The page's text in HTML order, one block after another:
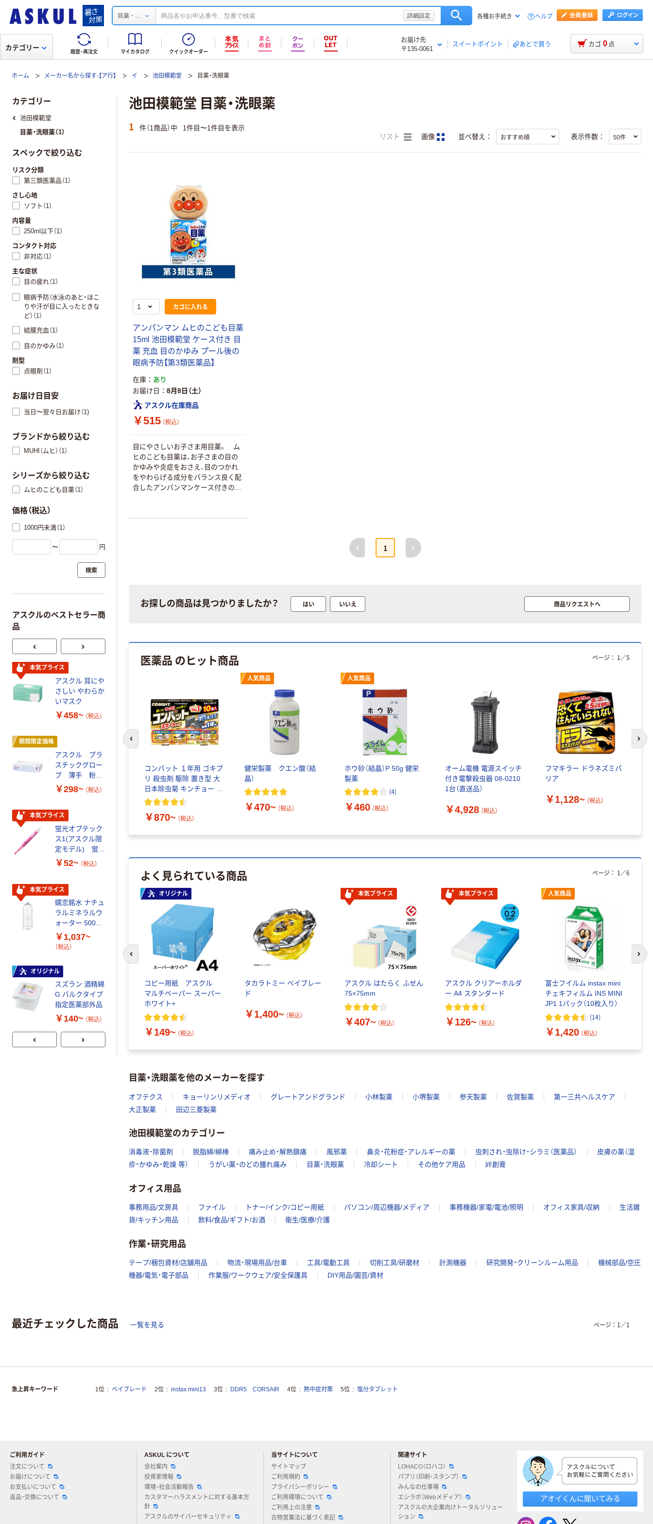
目薬・ ... 詳細設定 各種お手続き ヘルプ
履歴・再注文 マイカタログ クイックオーダー
お届け先
〒135-0061
スイートポイント あとで買う
カテゴリー カゴ 0 点
ホーム メーカー名から探す-【ア行】 イ 池田模範堂 目薬・洗眼薬
池田模範堂 目薬・洗眼薬
1 件（1商品）中 1件目〜1件目を表示
リスト 画像 並べ替え： 表示件数：
カゴに入れる
アンパンマン ムヒのこども目薬
15ml 池田模範堂 ケース付き 目
薬 充血 目のかゆみ プール後の
眼病予防【第3類医薬品】
在庫
あり
お届け日
8月8日（土）
アスクル在庫商品
￥515 （税込）
目にやさしいお子さま用目薬。 ム
ヒのこども目薬は、お子さまの目の
かゆみや炎症をおさえ、目のつかれ
をやわらげる成分をバランス良く配
合したアンパンマンケース付きの目
前へ
1
次へ
お探しの商品は見つかりましたか？ はい いいえ 商品リクエストへ
医薬品 のヒット商品
子濃
イソジンクリアうがい薬
Ａ400ｍｌ シオノギ ア
イノヴァ
￥1,380
コンバット １年用 ゴキブ
リ 殺虫剤 駆除 置き型 大
日本除虫菊 キンチョー キ
ンチョウ
￥870~ （税込）
人気商品
健栄製薬 クエン酸（結
晶）
￥470~ （税込）
人気商品
ホウ砂（結晶）P 50g 健栄
製薬
(4)
￥460 （税込）
オーム電機 電源スイッチ
付き電撃殺虫器 08-0210
1台（直送品）
￥4,928 （税込）
フマキラー ドラネズミバ
リア
￥1,128~ （税込）
ページ： 1 ／5
前のスライドへ 次
よく見られている商品
オリジナル
コピー用紙 アスクル
マルチペーパー スーパー
ホワイト+
￥149~ （税込）
タカラトミー ベイブレー
ド
￥1,400~ （税込）
本気プライス
アスクル はたらく ふせん
75×75mm
￥407~ （税込）
本気プライス
アスクル クリアーホルダ
ー A4 スタンダード
￥126~ （税込）
人気商品
富士フイルム instax mini
チェキフィルム INS MINI
JP1 1パック（10枚入り）
(14)
￥1,420 （税込）
ページ： 1 ／6
前のスライドへ 次
目薬・洗眼薬を他のメーカーを探す
オフテクス キョーリンリメディオ グレートアンドグランド 小林製薬 小堺製薬 参天製薬 佐賀製薬
第一三共ヘルスケア
大正製薬
田辺三菱製薬
池田模範堂のカテゴリー
消毒液・除菌剤 脱脂綿/綿棒 痛み止め・解熱鎮痛 風邪薬 鼻炎・花粉症・アレルギーの薬 虫刺され・虫除け・シラミ（医薬品）
皮膚の薬（湿
疹・かゆみ・乾燥 等）
うがい薬・のどの腫れ痛み 目薬・洗眼薬 冷却シート その他ケア用品 絆創膏
オフィス用品
事務用品/文房具 ファイル トナー/インク/コピー用紙 パソコン/周辺機器/メディア 事務機器/家電/電池/照明 オフィス家具/収納
生活雑
貨/キッチン用品
飲料/食品/ギフト/お酒 衛生/医療/介護
作業・研究用品
テープ/梱包資材/店舗用品 物流・現場用品/台車 工具/電動工具 切削工具/研磨材 計測機器 研究開発・クリーンルーム用品
機械部品/空圧
機器/電気・電子部品
作業服/ワークウェア/安全保護具 DIY用品/園芸/資材
カテゴリー
池田模範堂
目薬・洗眼薬（1）
スペックで絞り込む
リスク分類
第三類医薬品（1）
さし心地
ソフト（1）
内容量
250ml以下（1）
コンタクト対応
非対応（1）
主な症状
目の疲れ（1）
眼病予防（水泳のあと・ほこ
りや汗が目に入ったときな
ど）（1）
結膜充血（1）
目のかゆみ（1）
剤型
点眼剤（1）
お届け日目安
当日〜翌々日お届け（1)
ブランドから絞り込む
MUHI（ムヒ）（1）
シリーズから絞り込む
ムヒのこども目薬（1）
価格（税込）
1000円未満（1）
〜 円
検索
アスクルのベストセラー商
品
本気プライス
アスクル 耳にや
さしい やわらか
いマスク
￥458~ （税込）
期間限定価格
アスクル プラ
スチックグロー
ブ 薄手 粉な
し（パウダーフ
￥298~ （税込）
本気プライス
蛍光オプテック
ス1(アスクル限
定モデル) 蛍光
ペン ゼブラ
￥52~ （税込）
本気プライス
嬬恋銘水 ナチュ
ラルミネラルウ
ォーター 500ml
キャップシール
付き／2Lラベル
￥1,037~
（税込）
オリジナル
スズラン 酒精綿
G バルクタイプ
指定医薬部外品
￥140~ （税込）
人気商品
ーター ペットボ
トル
￥686~ （税込）
本気プライス
ト ホワイト紙コ
ップ
￥374~ （税込）
オリジナル
ファーストレイ
ローブ ホワイ
ト 粉なし（パ
ウダーフリー）
本気プライス
ペーパータオル
小判・シングル
再生紙 200枚
FSC認証紙 アス
クルオリジナル
（税込）
本気プライス
パー ボックス
モカ 200組 5個
アスクル オリジ
ナルティッシュ
PEFC認証
￥428~
【アスクル限定】
ファーストレイ
ト ニトリルグ
ローブ ブル
ー 粉なし（パ
ウダーフリー）
￥698~ （税込）
アスクル 検査用
ディスポパンツ
アスクル 耳にや
さしい やわらか
いマスク
￥458~
期間限定価格
アスクル プラ
スチックグロー
リー）
￥298~
ス1(アスクル限
ペン ゼブラ
本気プライス
ラルミネラルウ
ォーター 500ml
キャップシール
付き／2Lラベル
レス 10本
￥1,037~
（税込）
スズラン 酒精綿
G バルクタイプ
指定医薬部外品
￥140~
最近チェックした商品 一覧を見る ページ： 1 ／1
急上昇キーワード 1位 ベイブレード 2位 instax mini13 3位 DDR5 CORSAIR 4位 熱中症対策 5位 塩分タブレット
ご利用ガイド
注文について
お届けについて
お支払いについて
返品・交換について
ASKUL について
会社案内
投資家情報
環境・社会活動報告
カスタマーハラスメントに対する基本方
針
アスクルのサイバーセキュリティ
当サイトについて
サイトマップ
ご利用規約
プライバシーポリシー
ご利用環境について
ご利用上の注意
古物営業法に基づく表記
関連サイト
LOHACO（ロハコ）
パプリ（印刷・スタンプ）
みんなの仕事場
エシラボ（Webメディア）
アスクルの大企業向けトータルソリュー
ション
アオイくんに聞いてみる